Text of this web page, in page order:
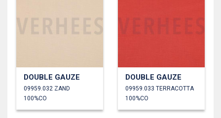
DOUBLE GAUZE
09959.032 ZAND
100%CO
DOUBLE GAUZE
09959.033 TERRACOTTA
100%CO